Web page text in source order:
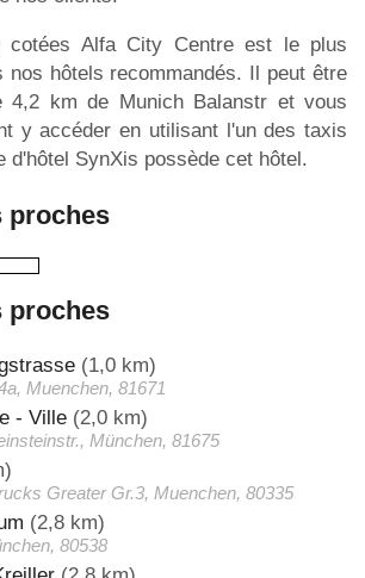
cotées Alfa City Centre est le plus
nos hôtels recommandés. Il peut être
4,2 km de Munich Balanstr et vous
y accéder en utilisant l'un des taxis
d'hôtel SynXis possède cet hôtel.
proches
proches
(1,0 km)
Muenchen, 81671
- Ville (2,0 km)
München, 81675
Greater Gr.3, Muenchen, 80335
(2,8 km)
80538